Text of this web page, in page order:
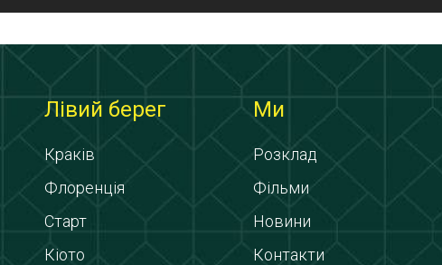
Лівий берег
Краків
Флоренція
Старт
Кіото
Ми
Розклад
Фільми
Новини
Контакти